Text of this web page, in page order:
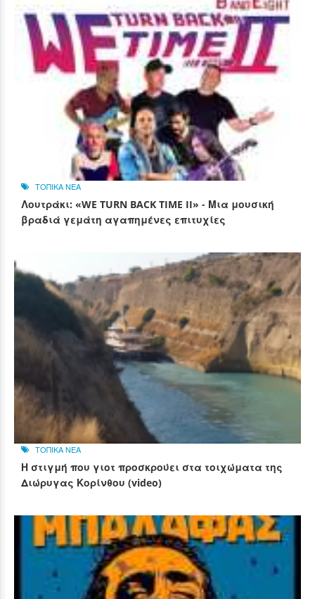
ΤΟΠΙΚΑ ΝΕΑ
Λουτράκι: «WE TURN BACK TIME II» - Μια μουσική
βραδιά γεμάτη αγαπημένες επιτυχίες
ΤΟΠΙΚΑ ΝΕΑ
Η στιγμή που γιοτ προσκρούει στα τοιχώματα της
Διώρυγας Κορίνθου (video)